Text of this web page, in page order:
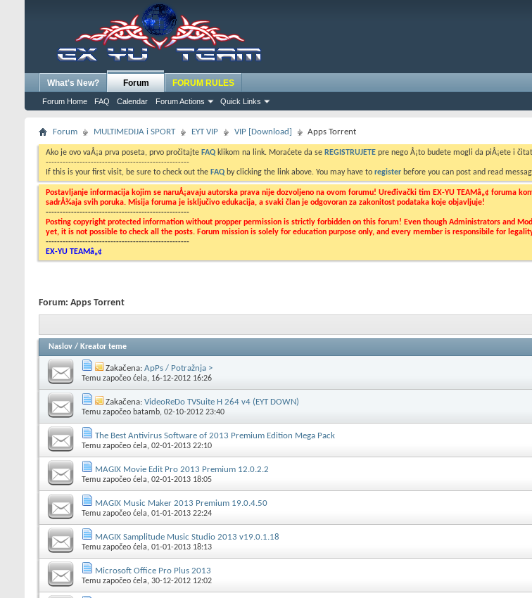
What's New? Forum
Forum Home FAQ Calendar Forum Actions Quick Links
FORUM RULES
Forum MULTIMEDIJA i SPORT EYT VIP VIP [Download] Apps Torrent
Ako je ovo vaÅ¡a prva poseta, prvo pročitajte FAQ klikom na link. Moraćete da se REGISTRUJETE pre nego Å¡to budete mogli da piÅ¡ete i
---------------------------------------------------
If this is your first visit, be sure to check out the FAQ by clicking the link above. You may have to register before you can post and read
Postavljanje informacija kojim se naruÅ¡avaju autorska prava nije dozvoljeno na ovom forumu! Uređivački tim EX-YU TEAMâ„¢ foruma
sadrÅ¾aja svih poruka. Misija foruma je isključivo edukacija, a svaki član je odgovoran za zakonitost podataka koje objavljuje!
---------------------------------------------------
Posting copyright protected information without propper permission is strictly forbidden on this forum! Even though Administrators and
yet, it is not possible to check all the posts. Forum mission is solely for education purpose only, and every member is responsibile for
---------------------------------------------------
EX-YU TEAMâ„¢
Forum: Apps Torrent
Naslov / Kreator teme
Zakačena: ApPs / Potražnja >
Temu započeo ćela, 16-12-2012 16:26
Zakačena: VideoReDo TVSuite H 264 v4 (EYT DOWN)
Temu započeo batamb, 02-10-2012 23:40
The Best Antivirus Software of 2013 Premium Edition Mega Pack
Temu započeo ćela, 02-01-2013 22:10
MAGIX Movie Edit Pro 2013 Premium 12.0.2.2
Temu započeo ćela, 02-01-2013 18:05
MAGIX Music Maker 2013 Premium 19.0.4.50
Temu započeo ćela, 01-01-2013 22:24
MAGIX Samplitude Music Studio 2013 v19.0.1.18
Temu započeo ćela, 01-01-2013 18:13
Microsoft Office Pro Plus 2013
Temu započeo ćela, 30-12-2012 12:02